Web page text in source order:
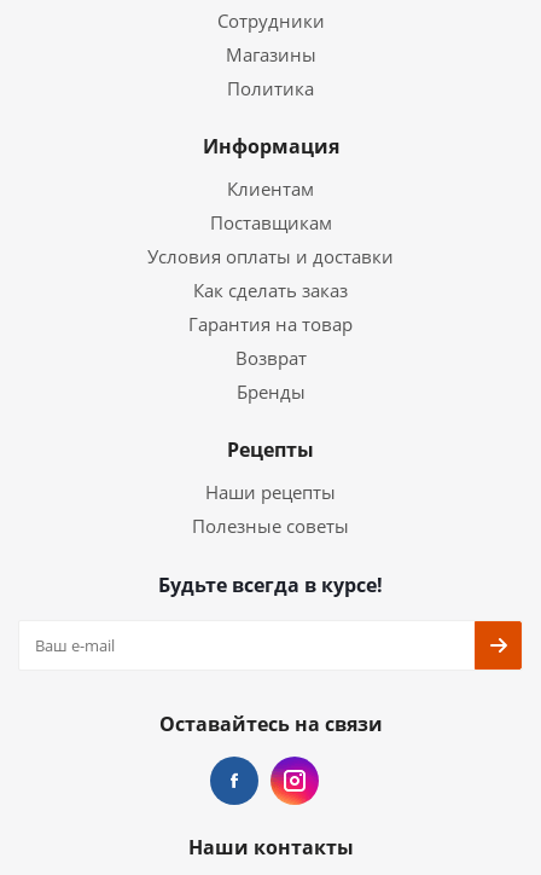
Сотрудники
Магазины
Политика
Информация
Клиентам
Поставщикам
Условия оплаты и доставки
Как сделать заказ
Гарантия на товар
Возврат
Бренды
Рецепты
Наши рецепты
Полезные советы
Будьте всегда в курсе!
Оставайтесь на связи
Наши контакты